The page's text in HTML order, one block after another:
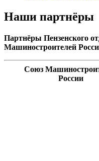
Наши партнёры
Партнёры Пензенского
Машиностроителей
Союз
России